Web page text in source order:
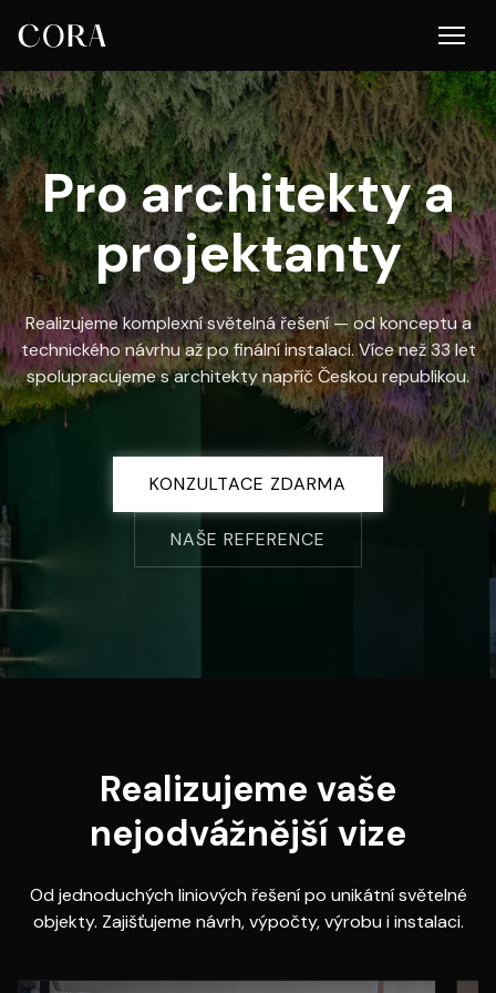
Pro architekty a
projektanty
Realizujeme komplexní světelná řešení — od konceptu a
technického návrhu až po finální instalaci. Více než 33 let
spolupracujeme s architekty napříč Českou republikou.
KONZULTACE ZDARMA
NAŠE REFERENCE
Realizujeme vaše
nejodvážnější vize
Od jednoduchých liniových řešení po unikátní světelné
objekty. Zajišťujeme návrh, výpočty, výrobu i instalaci.